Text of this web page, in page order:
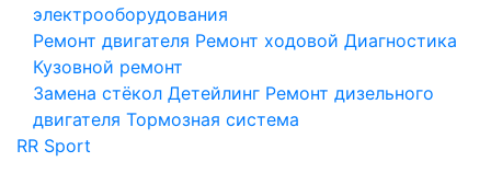
электрооборудования
Ремонт двигателя Ремонт ходовой Диагностика
Кузовной ремонт
Замена стёкол Детейлинг Ремонт дизельного
двигателя Тормозная система
RR Sport